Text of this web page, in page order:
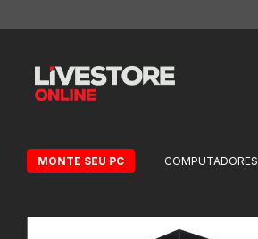
MONTE SEU PC COMPUTADORES